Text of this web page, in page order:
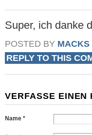
Super, ich danke
POSTED BY MACKS
REPLY TO THIS
VERFASSE EINEN
Name *